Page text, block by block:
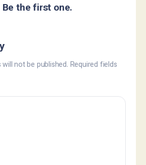
the first one.
not be published. Required fields